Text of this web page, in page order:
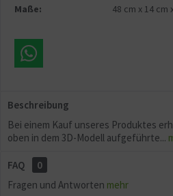
Maße:
48 cm x 14 cm
Beschreibung
Bei einem Kauf unseres Produktes
oben in dem 3D-Modell aufgeführte...
FAQ
0
Fragen und Antworten mehr